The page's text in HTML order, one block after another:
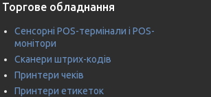
Торгове обладнання
Сенсорні POS-термінали і POS-
монітори
Сканери штрих-кодів
Принтери чеків
Принтери етикеток